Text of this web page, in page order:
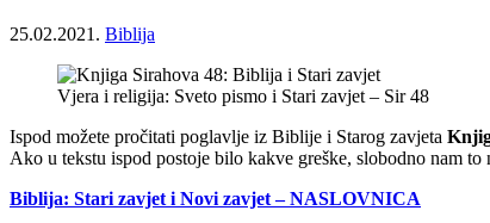
25.02.2021. Biblija
Vjera i religija: Sveto pismo i Stari zavjet – Sir 48
Ispod možete pročitati poglavlje iz Biblije i Starog zavjeta
Ako u tekstu ispod postoje bilo kakve greške, slobodno nam
Biblija: Stari zavjet i Novi zavjet – NASLOVNICA